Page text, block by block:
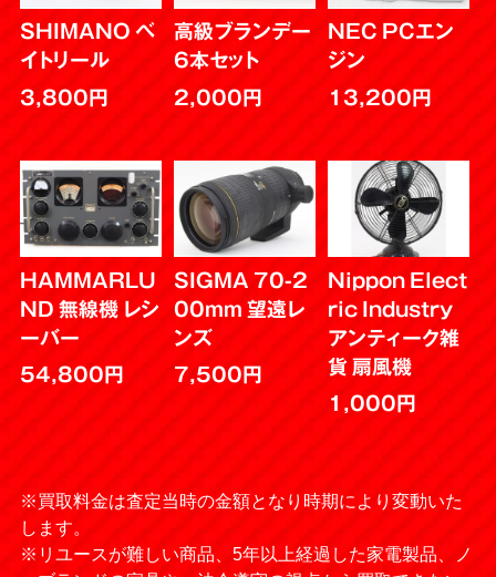
SHIMANO ベ
イトリール
3,800円
高級ブランデー
6本セット
2,000円
NEC PCエン
ジン
13,200円
HAMMARLU
ND 無線機 レシ
ーバー
54,800円
SIGMA 70-2
00mm 望遠レ
ンズ
7,500円
Nippon Elect
ric Industry
アンティーク雑
貨 扇風機
1,000円
※買取料金は査定当時の金額となり時期により変動いた
します。
※リユースが難しい商品、5年以上経過した家電製品、ノ